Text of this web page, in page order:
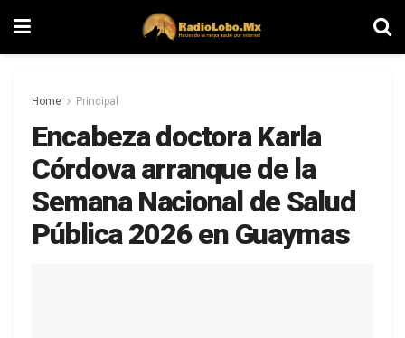
Home Principal
Encabeza doctora Karla
Córdova arranque de la
Semana Nacional de Salud
Pública 2026 en Guaymas